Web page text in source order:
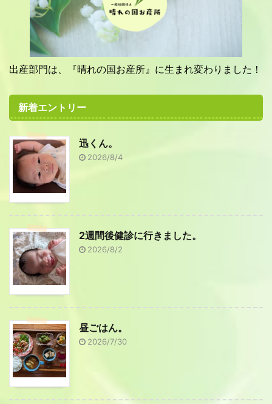
出産部門は、『晴れの国お産所』に生まれ変わりました！
新着エントリー
迅くん。
2026/8/4
2週間後健診に行きました。
2026/8/2
昼ごはん。
2026/7/30